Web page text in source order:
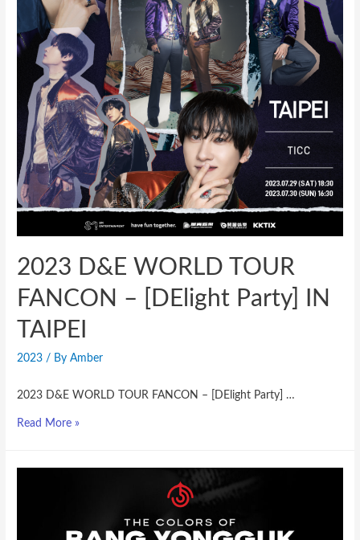
2023 D&E WORLD TOUR
FANCON – [DElight Party] IN
TAIPEI
2023 / ByAmber
2023 D&E WORLD TOUR FANCON – [DElight Party] …
Read More »